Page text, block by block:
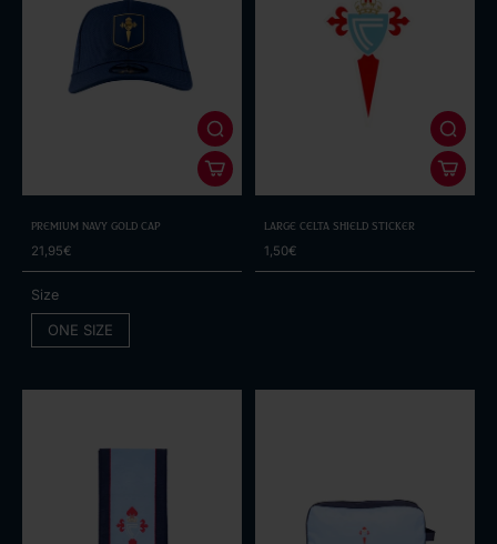
Premium Navy Gold Cap
21,95€
Size
ONE SIZE
Large Celta Shield Sticker
1,50€